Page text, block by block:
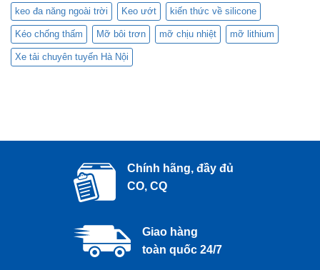
keo đa năng ngoài trời Keo ướt kiến thức về silicone
Kéo chống thấm Mỡ bôi trơn mỡ chịu nhiệt mỡ lithium
Xe tải chuyên tuyến Hà Nội
Chính hãng, đầy đủ
CO, CQ
Giao hàng
toàn quốc 24/7